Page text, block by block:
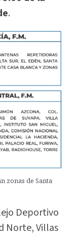
.
zonas de Santa
Deportivo
Norte, Villas